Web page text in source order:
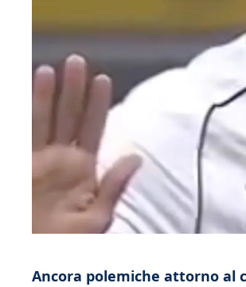
Ancora polemiche attorno al